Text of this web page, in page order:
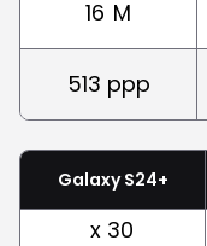
16 M
513 ppp
Galaxy S24+
x 30